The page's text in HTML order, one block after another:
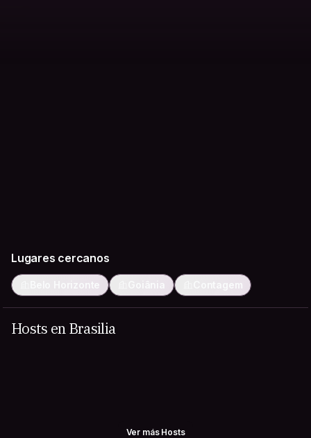
Lugares cercanos
Belo Horizonte Goiânia Contagem
Hosts en Brasilia
Ver más Hosts